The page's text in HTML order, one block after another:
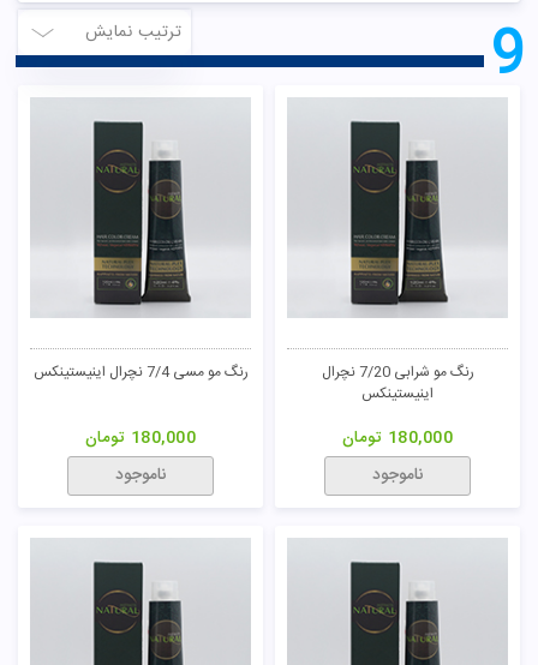
ترتیب نمایش
9
رنگ مو شرابی 7/20 نچرال
اینیستینکس
180,000 تومان
ناموجود
رنگ مو مسی 7/4 نچرال اینیستینکس
180,000 تومان
ناموجود